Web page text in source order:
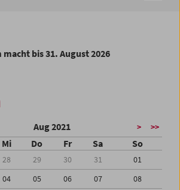
bis 31. August 2026
Aug 2021 > >>
Mi Do Fr Sa So
28 29 30 31
01
04 05 06 07
08